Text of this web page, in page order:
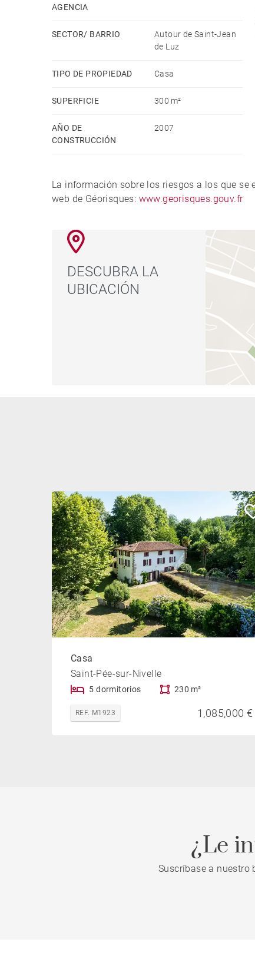
AGENCIA
SECTOR/ BARRIO
Autour de Saint-Jean
de Luz
TIPO DE PROPIEDAD Casa
SUPERFICIE 300 m²
AÑO DE
CONSTRUCCIÓN
2007
La información sobre los riesgos a los que
web de Géorisques: www.georisques.gouv.fr
DESCUBRA LA
UBICACIÓN
Casa
Saint-Pée-sur-Nivelle
5 dormitorios 230 m²
REF. M1923 1,085,000 €
¿Le
Suscríbase a nuestro